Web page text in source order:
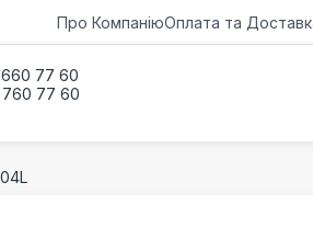
Про КомпаніюОплата та
77 60
77 60